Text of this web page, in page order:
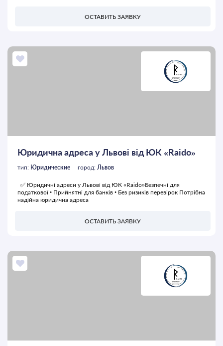
ОСТАВИТЬ ЗАЯВКУ
Юридична адреса у Львові від ЮК «Raido»
тип: Юридические город: Львов
✅ Юридичні адреси у Львові від ЮК «Raido»Безпечні для
податкової • Прийнятні для банків • Без ризиків перевірок Потрібна
надійна юридична адреса
ОСТАВИТЬ ЗАЯВКУ